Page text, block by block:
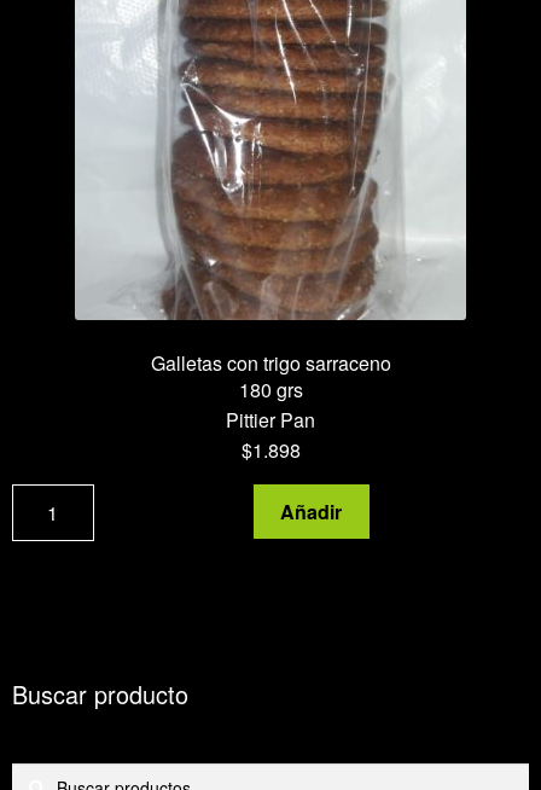
Galletas con trigo sarraceno
180 grs
Pittier Pan
$1.898
Galletas
con
Añadir
Buscar producto